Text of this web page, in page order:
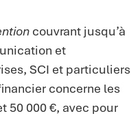
couvrant jusqu’à
et
SCI et particuliers
concerne les
50 000 €, avec pour